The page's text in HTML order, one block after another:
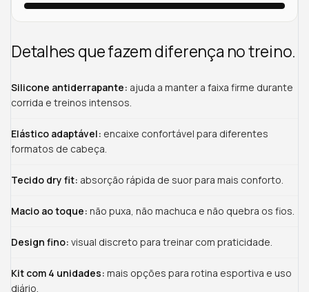
Detalhes que fazem diferença no treino.
Silicone antiderrapante: ajuda a manter a faixa firme durante
corrida e treinos intensos.
Elástico adaptável: encaixe confortável para diferentes
formatos de cabeça.
Tecido dry fit: absorção rápida de suor para mais conforto.
Macio ao toque: não puxa, não machuca e não quebra os fios.
Design fino: visual discreto para treinar com praticidade.
Kit com 4 unidades: mais opções para rotina esportiva e uso
diário.